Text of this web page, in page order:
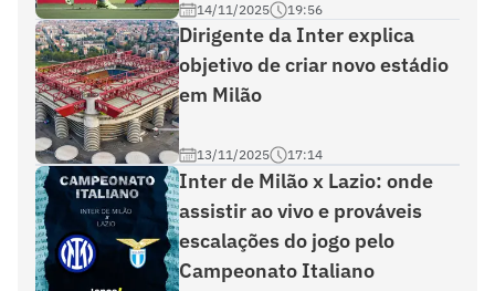
14/11/2025 19:56
Dirigente da Inter explica
objetivo de criar novo estádio
em Milão
13/11/2025 17:14
Inter de Milão x Lazio: onde
assistir ao vivo e prováveis
escalações do jogo pelo
Campeonato Italiano